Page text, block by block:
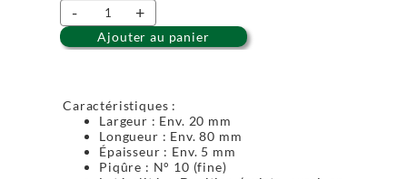
- +
Ajouter au panier
Caractéristiques :
Largeur : Env. 20 mm
Longueur : Env. 80 mm
Épaisseur : Env. 5 mm
Piqûre : N° 10 (fine)